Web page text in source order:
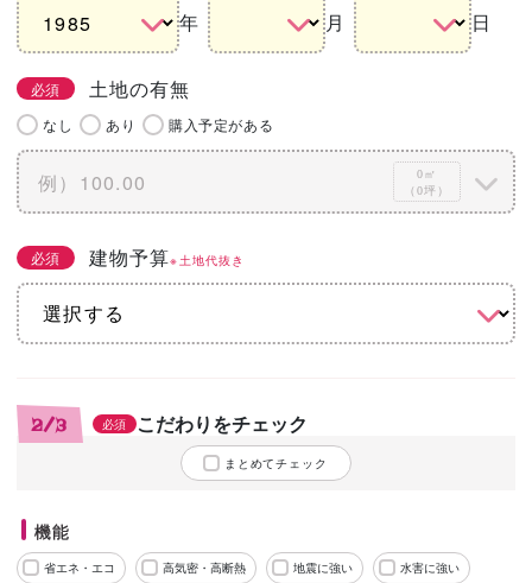
年 月 日
必須 土地の有無
なし あり 購入予定がある
0㎡
（0坪）
必須 建物予算※土地代抜き
2/3 必須 こだわりをチェック
まとめてチェック
機能
省エネ・エコ 高気密・高断熱 地震に強い 水害に強い